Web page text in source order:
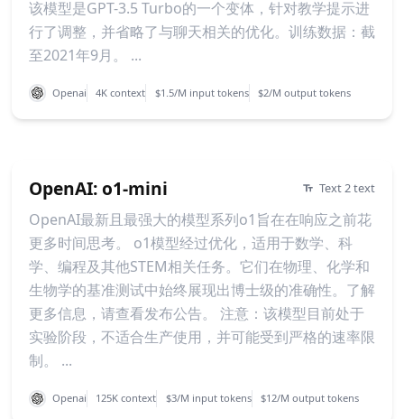
该模型是GPT-3.5 Turbo的一个变体，针对教学提示进
行了调整，并省略了与聊天相关的优化。训练数据：截
至2021年9月。 ...
Openai 4K context $1.5/M input tokens $2/M output tokens
OpenAI: o1-mini Text 2 text
OpenAI最新且最强大的模型系列o1旨在在响应之前花
更多时间思考。 o1模型经过优化，适用于数学、科
学、编程及其他STEM相关任务。它们在物理、化学和
生物学的基准测试中始终展现出博士级的准确性。了解
更多信息，请查看发布公告。 注意：该模型目前处于
实验阶段，不适合生产使用，并可能受到严格的速率限
制。 ...
Openai 125K context $3/M input tokens $12/M output tokens